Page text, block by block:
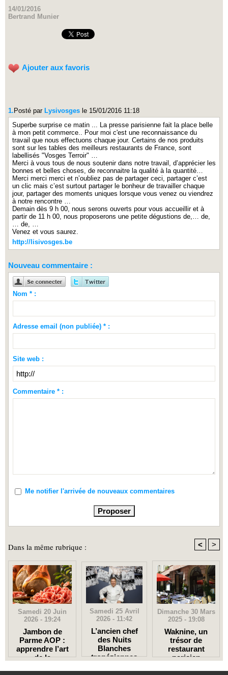
14/01/2016
Bertrand Munier
Ajouter aux favoris
1. Posté par Lysivosges le 15/01/2016 11:18
Superbe surprise ce matin ... La presse parisienne fait la place belle
à mon petit commerce.. Pour moi c'est une reconnaissance du
travail que nous effectuons chaque jour. Certains de nos produits
sont sur les tables des meilleurs restaurants de France, sont
labellisés "Vosges Terroir" …
Merci à vous tous de nous soutenir dans notre travail, d’apprécier les
bonnes et belles choses, de reconnaitre la qualité à la quantité…
Merci merci merci et n’oubliez pas de partager ceci, partager c’est
un clic mais c’est surtout partager le bonheur de travailler chaque
jour, partager des moments uniques lorsque vous venez ou viendrez
à notre rencontre …
Demain dès 9 h 00, nous serons ouverts pour vous accueillir et à
partir de 11 h 00, nous proposerons une petite dégustions de,… de,
… de, …
Venez et vous saurez.
http://lisivosges.be
Nouveau commentaire :
Nom * :
Adresse email (non publiée) * :
Site web :
Commentaire * :
Me notifier l'arrivée de nouveaux commentaires
Dans la même rubrique : < >
Samedi 20 Juin
2026 - 19:24
Jambon de
Parme AOP :
apprendre l’art
de la
Samedi 25 Avril
2026 - 11:42
L’ancien chef
des Nuits
Blanches
tropéziennes
Dimanche 30 Mars
2025 - 19:08
Waknine, un
trésor de
restaurant
parisien